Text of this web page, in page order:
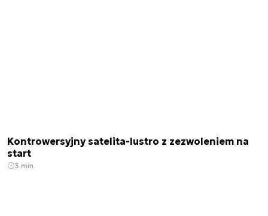
Kontrowersyjny satelita-lustro z zezwoleniem na
start
3 min.